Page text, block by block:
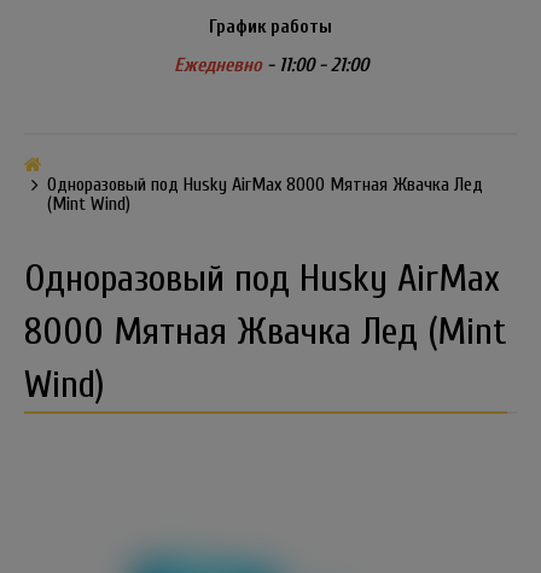
График работы
Ежедневно- 11:00 - 21:00
Одноразовый под Husky AirMax 8000 Мятная Жвачка Лед
(Mint Wind)
Одноразовый под Husky AirMax
8000 Мятная Жвачка Лед (Mint
Wind)